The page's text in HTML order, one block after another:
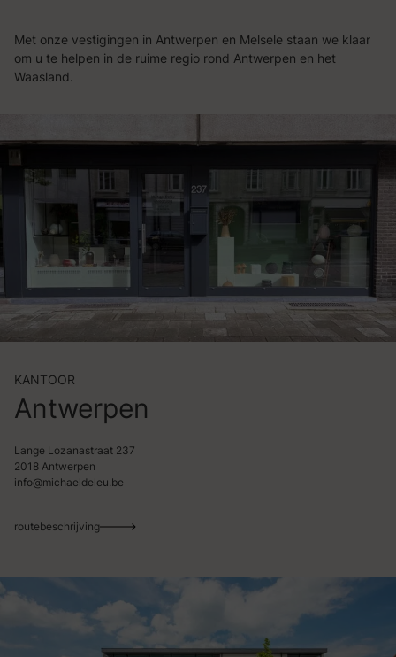
Met onze vestigingen in Antwerpen en Melsele staan we klaar
om u te helpen in de ruime regio rond Antwerpen en het
Waasland.
KANTOOR
Antwerpen
Lange Lozanastraat 237
2018 Antwerpen
info@michaeldeleu.be
routebeschrijving